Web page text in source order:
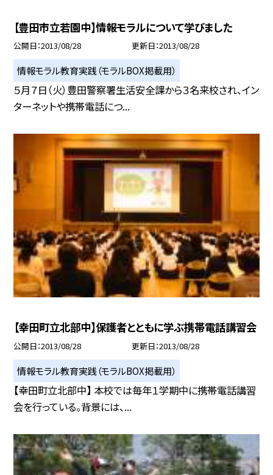
【豊田市立若園中】情報モラルについて学びました
公開日 2013/08/28 更新日 2013/08/28
情報モラル教育実践（モラルBOX掲載用）
５月７日（火）豊田警察署生活安全課から３名来校され、イン
ターネットや携帯電話につ...
【幸田町立北部中】保護者とともに学ぶ携帯電話講習会
公開日 2013/08/28 更新日 2013/08/28
情報モラル教育実践（モラルBOX掲載用）
【幸田町立北部中】 本校では毎年１学期中に携帯電話講習
会を行っている。背景には、...